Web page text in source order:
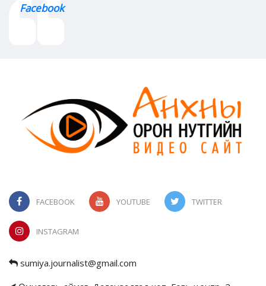
Facebook
FACEBOOK YOUTUBE TWITTER
INSTAGRAM
sumiya.journalist@gmail.com